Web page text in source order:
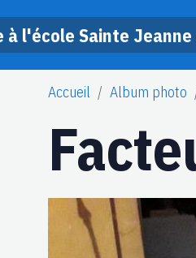
à l'école Sainte
Accueil Album photo